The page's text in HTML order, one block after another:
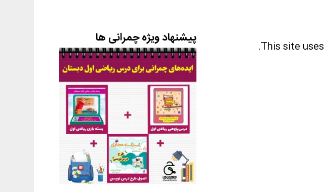
This site
.
پیشنهاد ویژه چمرانی ها